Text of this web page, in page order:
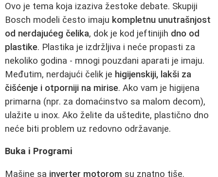
Ovo je tema koja izaziva žestoke debate. Skupiji
Bosch modeli često imaju kompletnu unutrašnjost
od nerdajućeg čelika, dok je kod jeftinijih dno od
plastike. Plastika je izdržljiva i neće propasti za
nekoliko godina - mnogi pouzdani aparati je imaju.
Međutim, nerdajući čelik je higijenskiji, lakši za
čišćenje i otporniji na mirise. Ako vam je higijena
primarna (npr. za domaćinstvo sa malom decom),
ulažite u inox. Ako želite da uštedite, plastično dno
neće biti problem uz redovno održavanje.
Buka i Programi
Mašine sa inverter motorom su znatno tiše.